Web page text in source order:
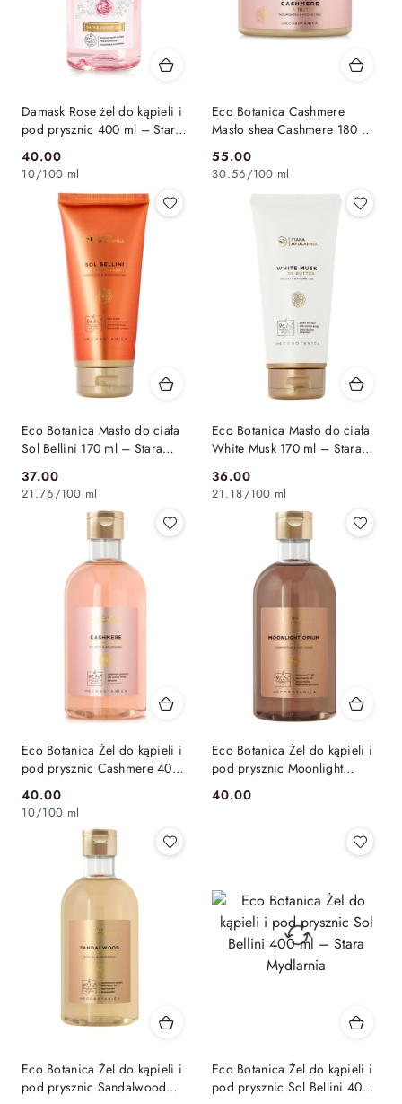
Damask Rose żel do kąpieli i
pod prysznic 400 ml – Stara
Mydlarnia
Cena:
40.00
10/100 ml
Eco Botanica Cashmere
Masło shea Cashmere 180 ml
– Stara Mydlarnia
Cena:
55.00
30.56/100 ml
Eco Botanica Masło do ciała
Sol Bellini 170 ml – Stara
Cena:
37.00
21.76/100 ml
Eco Botanica Masło do ciała
White Musk 170 ml – Stara
Cena:
36.00
21.18/100 ml
Eco Botanica Żel do kąpieli i
pod prysznic Cashmere 400
Cena:
40.00
10/100 ml
Eco Botanica Żel do kąpieli i
pod prysznic Moonlight
Mydlarnia
Cena:
40.00
Eco Botanica Żel do kąpieli i
pod prysznic Sandalwood
Eco Botanica Żel do kąpieli i
pod prysznic Sol Bellini 400